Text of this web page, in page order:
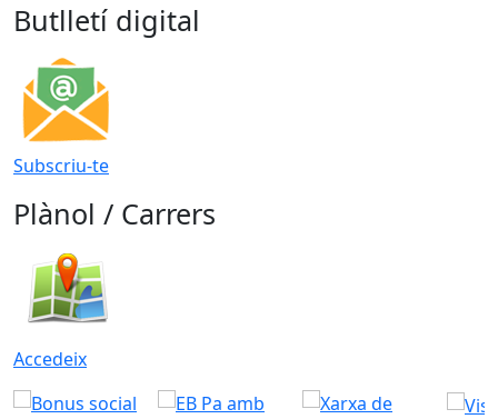
Butlletí digital
Subscriu-te
Plànol / Carrers
Accedeix